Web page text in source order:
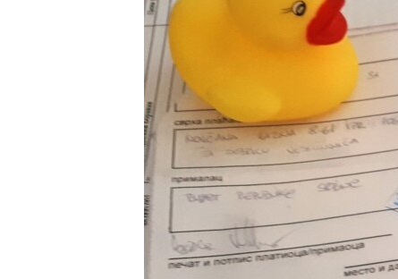
GENOCID U SREBRENICI
POPLAVE I KLIZIŠTA U BIH 2024.